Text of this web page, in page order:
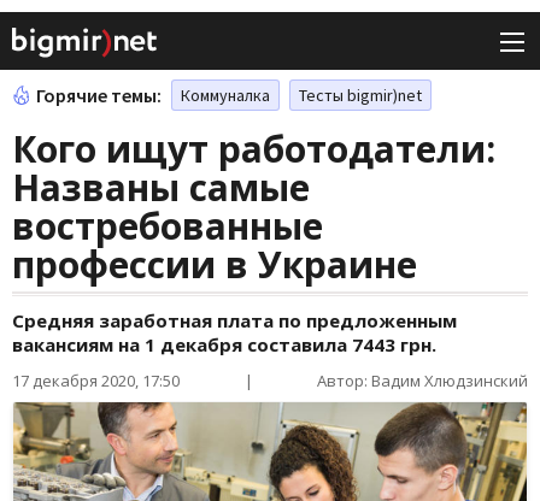
Горячие темы: Коммуналка Тесты bigmir)net
Кого ищут работодатели:
Названы самые
востребованные
профессии в Украине
Средняя заработная плата по предложенным
вакансиям на 1 декабря составила 7443 грн.
17 декабря 2020, 17:50 | Автор: Вадим Хлюдзинский